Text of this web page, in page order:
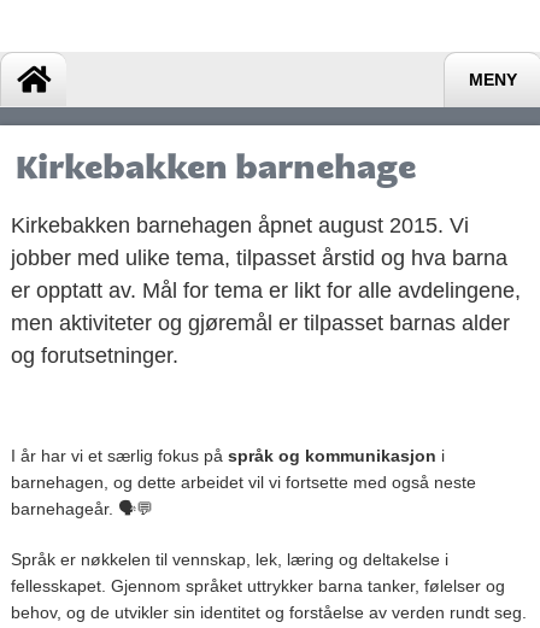
MENY
Kirkebakken barnehage
Kirkebakken barnehagen åpnet august 2015. Vi
jobber med ulike tema, tilpasset årstid og hva barna
er opptatt av. Mål for tema er likt for alle avdelingene,
men aktiviteter og gjøremål er tilpasset barnas alder
og forutsetninger.
I år har vi et særlig fokus på språk og kommunikasjon i
barnehagen, og dette arbeidet vil vi fortsette med også neste
barnehageår. 🗣️💬
Språk er nøkkelen til vennskap, lek, læring og deltakelse i
fellesskapet. Gjennom språket uttrykker barna tanker, følelser og
behov, og de utvikler sin identitet og forståelse av verden rundt seg.